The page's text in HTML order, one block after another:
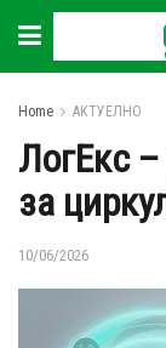
Home АКТУЕЛНО
ЛогЕкс
за
10/06/2026